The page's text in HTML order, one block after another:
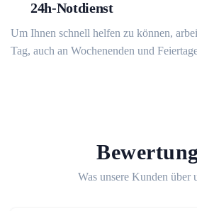
24h-Notdienst
Um Ihnen schnell helfen zu können,
Tag, auch an Wochenenden und
Was unsere Kunden über